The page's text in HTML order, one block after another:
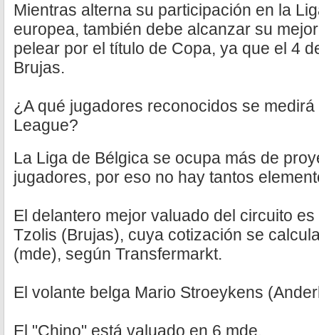
Mientras alterna su participación en la
europea, también debe alcanzar su
pelear por el título de Copa, ya que el 4
Brujas.
¿A qué jugadores reconocidos se
League?
La Liga de Bélgica se ocupa más de
jugadores, por eso no hay tantos
El delantero mejor valuado del circuito
Tzolis (Brujas), cuya cotización se
(mde), según Transfermarkt.
El volante belga Mario Stroeykens
El "Chino" está valuado en 6 mde.